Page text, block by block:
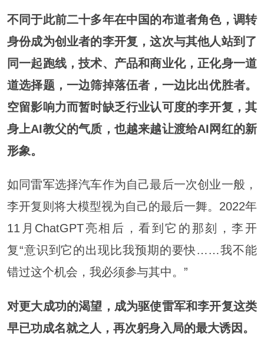
不同于此前二十多年在中国的布道者角色，调转
身份成为创业者的李开复，这次与其他人站到了
同一起跑线，技术、产品和商业化，正化身一道
道选择题，一边筛掉落伍者，一边比出优胜者。
空留影响力而暂时缺乏行业认可度的李开复，其
身上AI教父的气质，也越来越让渡给AI网红的新
形象。
如同雷军选择汽车作为自己最后一次创业一般，
李开复则将大模型视为自己的最后一舞。2022年
11月ChatGPT亮相后，看到它的那刻，李开
复“意识到它的出现比我预期的要快……我不能
错过这个机会，我必须参与其中。”
对更大成功的渴望，成为驱使雷军和李开复这类
早已功成名就之人，再次躬身入局的最大诱因。